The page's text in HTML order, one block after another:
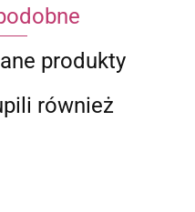
produkty
również